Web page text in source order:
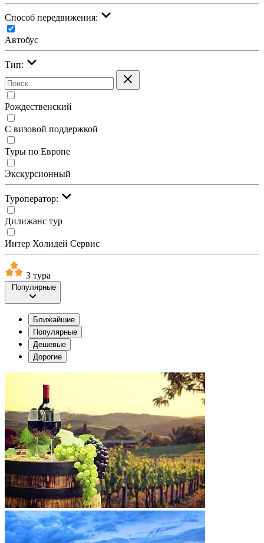
Cпособ передвижения:
Автобус
Тип:
Рождественский
С визовой поддержкой
Туры по Европе
Экскурсионный
Туроператор:
Дилижанс тур
Интер Холидей Сервис
3 тура
Популярные
Ближайшие
Популярные
Дешевые
Дорогие